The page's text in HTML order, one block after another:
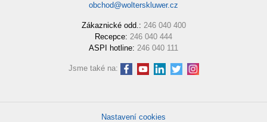
obchod@wolterskluwer.cz
Zákaznické odd.: 246 040 400
Recepce: 246 040 444
ASPI hotline: 246 040 111
Jsme také na:
Nastavení cookies